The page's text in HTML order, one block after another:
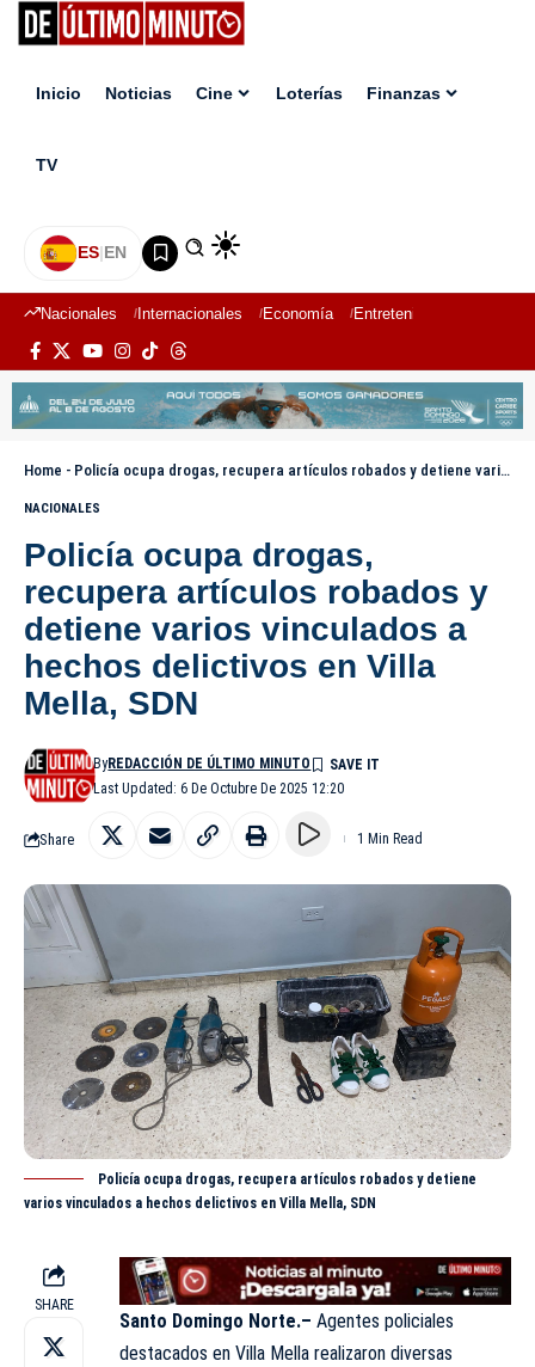
Inicio Noticias Cine Loterías Finanzas
TV
ES|EN
Nacionales Internacionales Economía Entretenimiento
Home - Policía ocupa drogas, recupera artículos robados y detiene varios vinculados a hechos delictivos en Villa Mella, SDN
NACIONALES
Policía ocupa drogas,
recupera artículos robados y
detiene varios vinculados a
hechos delictivos en Villa
Mella, SDN
Last Updated: 6 De Octubre De 2025 12:20
ByREDACCIÓN DE ÚLTIMO MINUTO
Share 1 Min Read
Policía ocupa drogas, recupera artículos robados y detiene
varios vinculados a hechos delictivos en Villa Mella, SDN
SHARE
Santo Domingo Norte.– Agentes policiales
destacados en Villa Mella realizaron diversas